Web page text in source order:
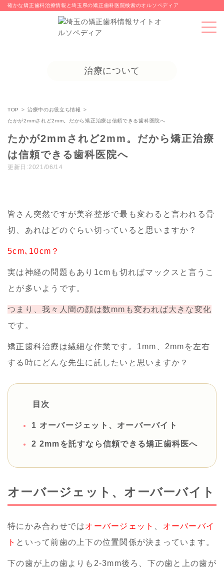
確かな矯正歯科治療情報と埼玉県の矯正歯科医院検索のオルソペディア
治療について
TOP
治療中のお役立ち情報
たかが2mmされど2mm。だから矯正治療は信頼できる歯科医院へ
たかが2mmされど2mm。だから矯正治療
は信頼できる歯科医院へ
更新日:2021/06/14
皆さん突然ですが美容整形で最も変わると言われる骨
切、あれはどのぐらい切っていると思いますか？
5cm､10cm？
実は神経の問題もあり1cmも切ればマックスと言うこ
とが多いようです。
つまり、我々人間の顔は数mmも変われば大きな変化
です。
矯正歯科治療は繊細な作業です。1mm、2mmを左右
する時にどんな先生に託したいと思いますか？
目次
1 オーバージェット、オーバーバイト
2 2mmを託すなら信頼できる矯正歯科医へ
オーバージェット、オーバーバイト
特にかみ合わせではオーバージェット
オーバーバイ
ト といって前歯の上下の位置関係が決まっています。
下の歯が上の歯よりも2-3mm後ろ、下の歯と上の歯が